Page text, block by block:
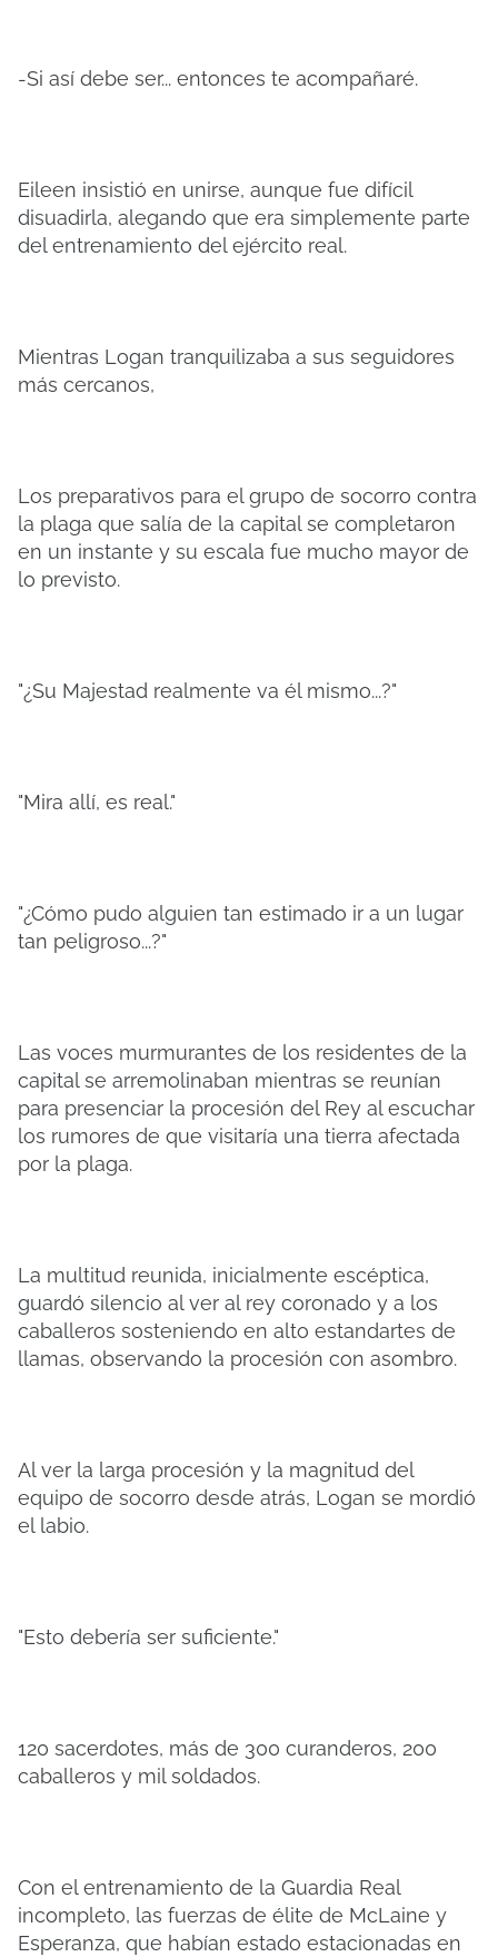
-Si así debe ser... entonces te acompañaré.
Eileen insistió en unirse, aunque fue difícil
disuadirla, alegando que era simplemente parte
del entrenamiento del ejército real.
Mientras Logan tranquilizaba a sus seguidores
más cercanos,
Los preparativos para el grupo de socorro contra
la plaga que salía de la capital se completaron
en un instante y su escala fue mucho mayor de
lo previsto.
"¿Su Majestad realmente va él mismo...?"
"Mira allí, es real."
"¿Cómo pudo alguien tan estimado ir a un lugar
tan peligroso...?"
Las voces murmurantes de los residentes de la
capital se arremolinaban mientras se reunían
para presenciar la procesión del Rey al escuchar
los rumores de que visitaría una tierra afectada
por la plaga.
La multitud reunida, inicialmente escéptica,
guardó silencio al ver al rey coronado y a los
caballeros sosteniendo en alto estandartes de
llamas, observando la procesión con asombro.
Al ver la larga procesión y la magnitud del
equipo de socorro desde atrás, Logan se mordió
el labio.
"Esto debería ser suficiente."
120 sacerdotes, más de 300 curanderos, 200
caballeros y mil soldados.
Con el entrenamiento de la Guardia Real
incompleto, las fuerzas de élite de McLaine y
Esperanza, que habían estado estacionadas en